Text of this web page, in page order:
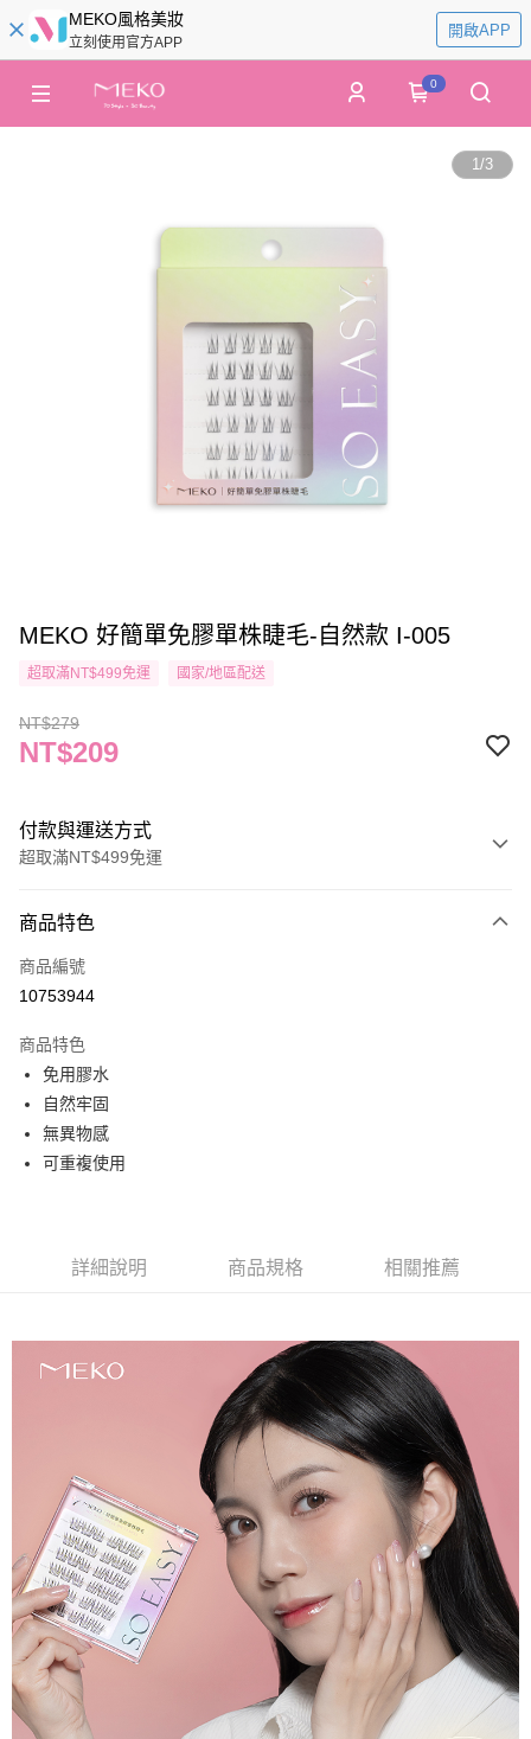
MEKO風格美妝
立刻使用官方APP
開啟APP
0
1/3
MEKO 好簡單免膠單株睫毛-自然款 I-005
超取滿NT$499免運 國家/地區配送
NT$279
NT$209
付款與運送方式
超取滿NT$499免運
信用卡一次付款
信用卡分期付款
合作金庫商業銀行
華南商業銀行
上海商業儲蓄銀行
國泰世華商業銀行
臺灣中小企業銀行
玉山商業銀行
星展（台灣）商業銀行
台新國際商業銀行
中國信託商業銀行
超商取貨付款
LINE Pay
Apple Pay
AFTEE先享後付
【關於「AFTEE先享後付」】
AFTEE先享後付是「在收到商品之後才付款」的支付方式。 讓您購物簡單
便利好安心！
１．簡單：不需註冊會員、不需綁卡、不需儲值。
２．便利：只要手機號碼，簡訊認證，即可結帳。
３．安心：先確認商品／服務後，再付款。
【「AFTEE先享後付」結帳流程】
１．於結帳方式選擇「AFTEE先享後付」後，將跳轉至「AFTEE先享後付」
結帳頁面，進行簡訊認證並確認金額後，即可完成結帳。
２．訂單成立數日內，您將收到繳費通知簡訊。
３．收到繳費通知簡訊後14天內，點擊此簡訊中的連結，可透過四大超商／
ATM／網路銀行／等多元方式進行付款，方視為交易完成。
※ 請注意：結帳手續完成當下不需立刻繳費，但若您需要取消訂單，請聯絡
購買商品的店家。未經商家同意取消之訂單仍視為有效，需透過AFTEE先享
後付繳納相關費用。
※ 交易是否成功請以「AFTEE先享後付 」之結帳頁面顯示為準，若有關於
是否繳費成功／繳費後需取消欲退款等相關疑問，請聯繫「AFTEE先享後付
客戶支援中心」
https://netprotections.freshdesk.com/support/home
每筆NT$65，滿NT$499(含以上)免運費
付款後全家取貨
每筆NT$65，滿NT$499(含以上)免運費
7-11取貨付款
每筆NT$65，滿NT$499(含以上)免運費
付款後7-11取貨
每筆NT$65，滿NT$499(含以上)免運費
商品特色
商品編號
10753944
商品特色
免用膠水
自然牢固
無異物感
可重複使用
詳細說明 商品規格 相關推薦